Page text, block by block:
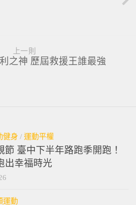
上一則
健身/運動平權
節 臺中下半年路跑季開跑！
出幸福時光